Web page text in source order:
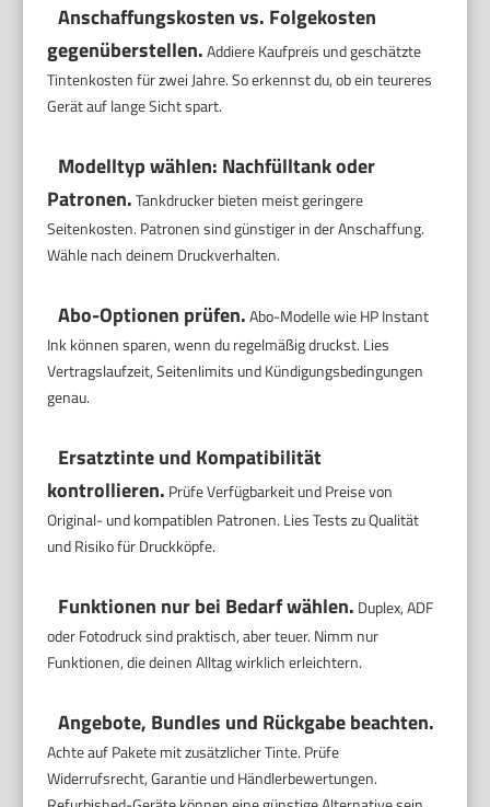
Anschaffungskosten vs. Folgekosten
gegenüberstellen.Addiere Kaufpreis und geschätzte
Tintenkosten für zwei Jahre. So erkennst du, ob ein teureres
Gerät auf lange Sicht spart.
Modelltyp wählen: Nachfülltank oder
Patronen.Tankdrucker bieten meist geringere
Seitenkosten. Patronen sind günstiger in der Anschaffung.
Wähle nach deinem Druckverhalten.
Abo-Optionen prüfen.Abo-Modelle wie HP Instant
Ink können sparen, wenn du regelmäßig druckst. Lies
Vertragslaufzeit, Seitenlimits und Kündigungsbedingungen
genau.
Ersatztinte und Kompatibilität
kontrollieren. Prüfe Verfügbarkeit und Preise von
Original- und kompatiblen Patronen. Lies Tests zu Qualität
und Risiko für Druckköpfe.
Funktionen nur bei Bedarf wählen. Duplex, ADF
oder Fotodruck sind praktisch, aber teuer. Nimm nur
Funktionen, die deinen Alltag wirklich erleichtern.
Angebote, Bundles und Rückgabe beachten.
Achte auf Pakete mit zusätzlicher Tinte. Prüfe
Widerrufsrecht, Garantie und Händlerbewertungen.